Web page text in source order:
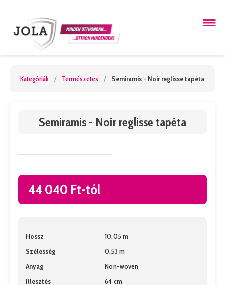
Kategóriák / Természetes / Semiramis - Noir reglisse tapéta
Semiramis - Noir reglisse tapéta
44 040 Ft-tól
Hossz
10,05 m
Szélesség
0,53 m
Anyag
Non-woven
Illesztés
64 cm